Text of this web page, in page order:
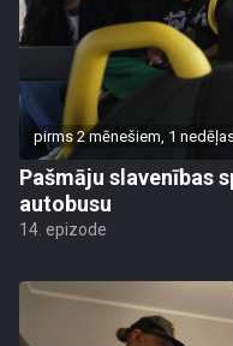
pirms 2 mēnešiem, 1
Pašmāju slavenības
autobusu
14. epizode